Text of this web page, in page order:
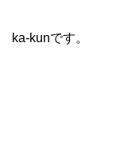
ka-kunです。